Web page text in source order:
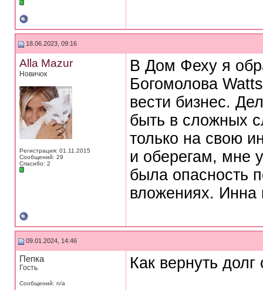
18.06.2023, 09:16
Alla Mazur
Новичок
Регистрация: 01.11.2015
Сообщений: 29
Спасибо: 2
В Дом Феху я
Богомолова
вести бизнес.
быть в сложных
только на свою
и оберегам, мне
была опасность
вложениях. Инна
09.01.2024, 14:46
Пепка
Гость
Сообщений: n/a
Как вернуть